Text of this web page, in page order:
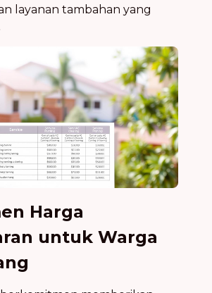
layanan tambahan yang
Harga
untuk Warga